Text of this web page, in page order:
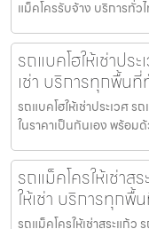
แม็คโครรับจ้าง บริการทั่
รถแบคโฮให้เช่าปร
เช่า บริการทุกพื้นที่
รถแบคโฮให้เช่าประเวศ ร
ในราคาเป็นกันเอง พร้อ
รถแม็คโครให้เช่าส
ให้เช่า บริการทุกพื้
รถแม็คโครให้เช่าสระแก้ว